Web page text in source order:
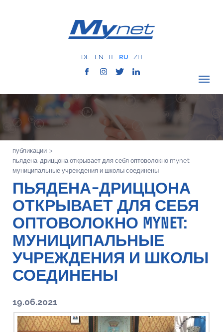
DE EN IT RU ZH
ПРОВЕРИТЬ ПОКРЫТИЕ
О КОМПАНИИ
СЕТЬ
УСЛУГИ
MYNET
ИСТОРИЯ
КОММУНИКАЦИЯ
КОНТАКТЫ
публикации >
пьядена-дриццона открывает для себя оптоволокно mynet:
муниципальные учреждения и школы соединены
ПЬЯДЕНА-ДРИЦЦОНА
ОТКРЫВАЕТ ДЛЯ СЕБЯ
ОПТОВОЛОКНО MYNET:
МУНИЦИПАЛЬНЫЕ
УЧРЕЖДЕНИЯ И ШКОЛЫ
СОЕДИНЕНЫ
19.06.2021